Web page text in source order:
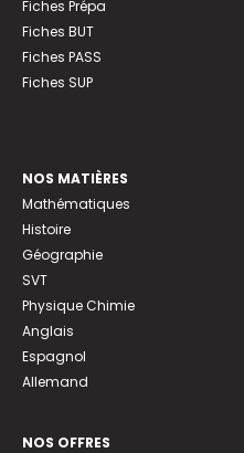
Fiches Prépa
Fiches BUT
Fiches PASS
Fiches SUP
NOS MATIÈRES
Mathématiques
Histoire
Géographie
SVT
Physique Chimie
Anglais
Espagnol
Allemand
NOS OFFRES